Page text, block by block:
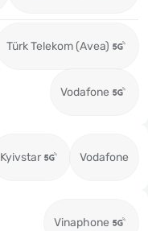
Türk Telekom (Avea)
Vodafone
Kyivstar Vodafone
Vinaphone